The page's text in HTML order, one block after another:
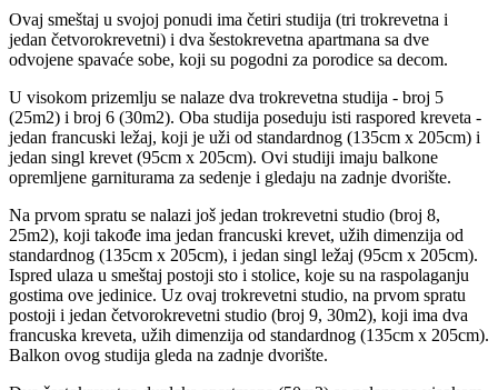
Ovaj smeštaj u svojoj ponudi ima četiri studija (tri trokrevetna i
jedan četvorokrevetni) i dva šestokrevetna apartmana sa dve
odvojene spavaće sobe, koji su pogodni za porodice sa decom.
U visokom prizemlju se nalaze dva trokrevetna studija - broj 5
(25m2) i broj 6 (30m2). Oba studija poseduju isti raspored kreveta -
jedan francuski ležaj, koji je uži od standardnog (135cm x 205cm) i
jedan singl krevet (95cm x 205cm). Ovi studiji imaju balkone
opremljene garniturama za sedenje i gledaju na zadnje dvorište.
Na prvom spratu se nalazi još jedan trokrevetni studio (broj 8,
25m2), koji takođe ima jedan francuski krevet, užih dimenzija od
standardnog (135cm x 205cm), i jedan singl ležaj (95cm x 205cm).
Ispred ulaza u smeštaj postoji sto i stolice, koje su na raspolaganju
gostima ove jedinice. Uz ovaj trokrevetni studio, na prvom spratu
postoji i jedan četvorokrevetni studio (broj 9, 30m2), koji ima dva
francuska kreveta, užih dimenzija od standardnog (135cm x 205cm).
Balkon ovog studija gleda na zadnje dvorište.